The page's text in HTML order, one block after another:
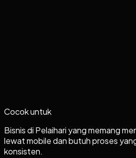
Cocok untuk
Bisnis di Pelaihari yang memang
lewat mobile dan butuh proses
konsisten.